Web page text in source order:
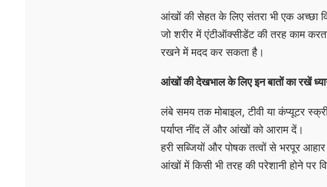
आंखों की सेहत के लिए संतरा भी एक अच्छा
जो शरीर में एंटीऑक्सीडेंट की तरह काम
रखने में मदद कर सकता है।
आंखों की देखभाल के लिए इन बातों का रखें
लंबे समय तक मोबाइल, टीवी या कंप्यूटर
पर्याप्त नींद लें और आंखों को आराम दें।
हरी सब्जियों और पोषक तत्वों से भरपूर
आंखों में किसी भी तरह की परेशानी होने पर